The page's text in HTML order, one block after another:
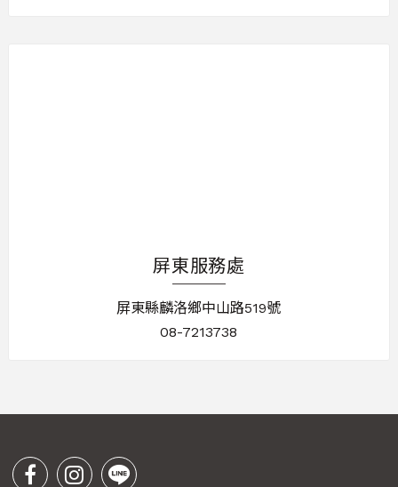
屏東服務處
屏東縣麟洛鄉中山路519號
08-7213738